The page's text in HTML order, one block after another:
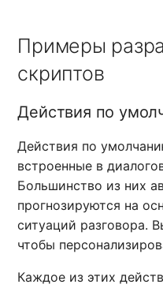
Примеры
скриптов
Действия по
Действия по
встроенные в
Большинство из них
прогнозируются на
ситуаций разговора.
чтобы
Каждое из этих